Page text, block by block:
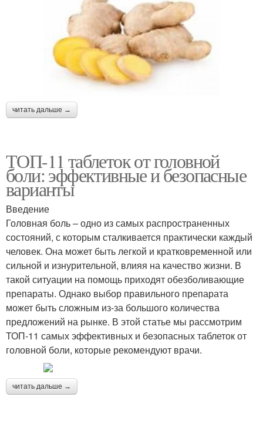
читать дальше →
ТОП-11 таблеток от головной
боли: эффективные и безопасные
варианты
Введение
Головная боль – одно из самых распространенных
состояний, с которым сталкивается практически каждый
человек. Она может быть легкой и кратковременной или
сильной и изнурительной, влияя на качество жизни. В
такой ситуации на помощь приходят обезболивающие
препараты. Однако выбор правильного препарата
может быть сложным из-за большого количества
предложений на рынке. В этой статье мы рассмотрим
ТОП-11 самых эффективных и безопасных таблеток от
головной боли, которые рекомендуют врачи.
читать дальше →